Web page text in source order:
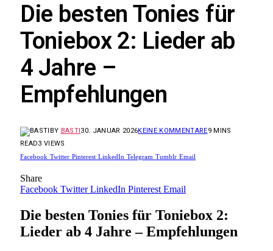
Die besten Tonies für
Toniebox 2: Lieder ab
4 Jahre –
Empfehlungen
BY BASTI30. JANUAR 2026KEINE KOMMENTARE9 MINS
READ3 VIEWS
Facebook Twitter Pinterest LinkedIn Telegram Tumblr Email
Share
Facebook Twitter LinkedIn Pinterest Email
Die besten Tonies für Toniebox 2:
Lieder ab 4 Jahre – Empfehlungen